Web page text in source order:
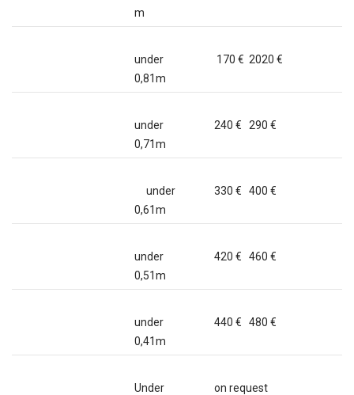
m
under
0,81m
170 € 2020 €
under
0,71m
240 € 290 €
under
0,61m
330 € 400 €
under
0,51m
420 € 460 €
under
0,41m
440 € 480 €
Under
on request